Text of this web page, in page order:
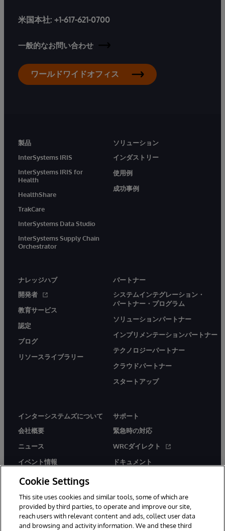
米国本社: +1-617-621-0700
一般的なお問い合わせ
ワールドワイドオフィス
製品
InterSystems IRIS
InterSystems IRIS for
Health
HealthShare
TrakCare
InterSystems Data Studio
InterSystems Supply Chain
Orchestrator
ソリューション
インダストリー
使用例
成功事例
ナレッジハブ
開発者
教育サービス
認定
ブログ
リソースライブラリー
パートナー
システムインテグレーション・
パートナー・プログラム
ソリューションパートナー
インプリメンテーションパートナー
テクノロジーパートナー
クラウドパートナー
スタートアップ
インターシステムズについて
会社概要
ニュース
イベント情報
採用情報
サポート
緊急時の対応
WRCダイレクト
ドキュメント
Cookie Settings
This site uses cookies and similar tools, some of which are
provided by third parties, to operate and improve our site,
reach users with relevant content and ads, collect user data
and browsing and activity information. We and these third